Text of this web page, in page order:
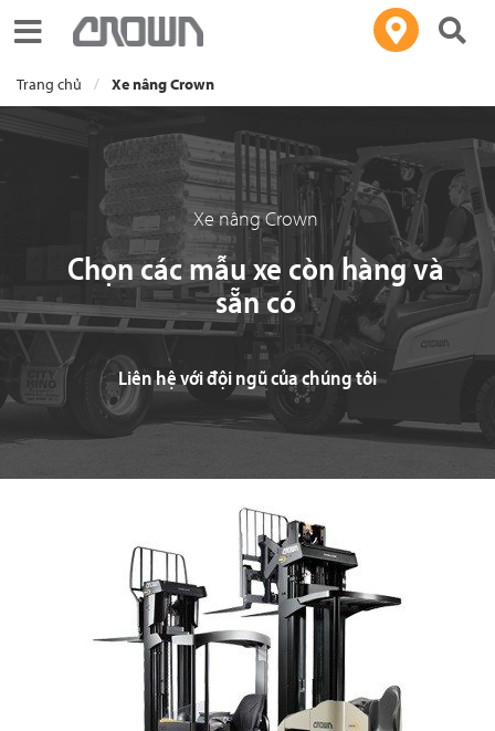
Toggle navigation
Trang chủ Xe nâng Crown
Xe nâng Crown
Chọn các mẫu xe còn hàng và
sẵn có
Liên hệ với đội ngũ của chúng tôi